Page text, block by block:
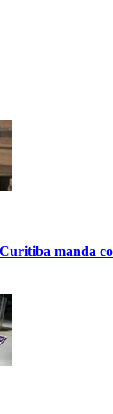
manda